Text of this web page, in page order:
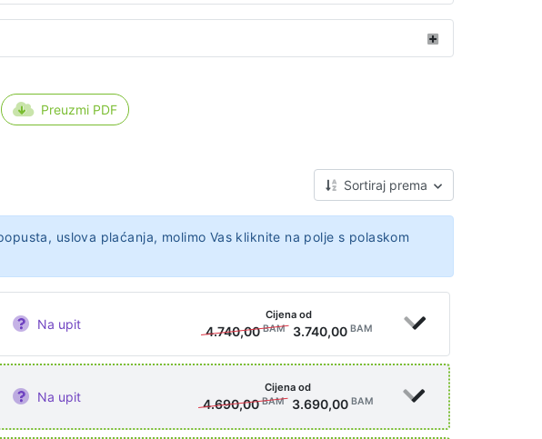
Preuzmi PDF
Sortiraj prema
uslova plaćanja, molimo Vas kliknite na polje s polaskom
Na upit
Cijena od
4.740,00BAM 3.740,00 BAM
Na upit
Cijena od
4.690,00BAM 3.690,00 BAM